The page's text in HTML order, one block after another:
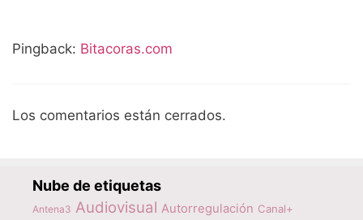
Pingback: Bitacoras.com
Los comentarios están cerrados.
Nube de etiquetas
Antena3 Audiovisual Autorregulación Canal+